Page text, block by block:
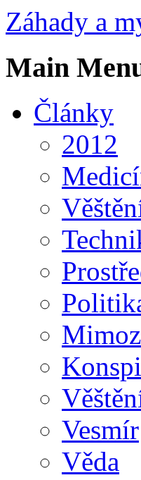
Záhady a
Main
Články
2012
Vesmír
Věda